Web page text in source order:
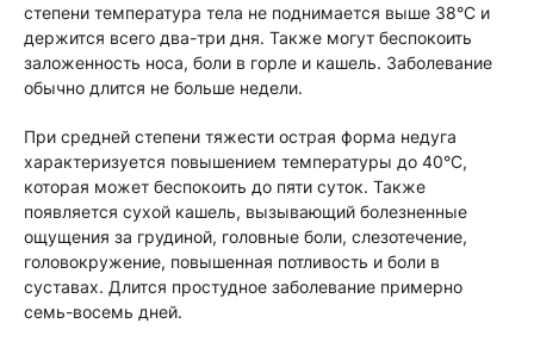
степени температура тела не поднимается выше 38°С и
держится всего два-три дня. Также могут беспокоить
заложенность носа, боли в горле и кашель. Заболевание
обычно длится не больше недели.
При средней степени тяжести острая форма недуга
характеризуется повышением температуры до 40°С,
которая может беспокоить до пяти суток. Также
появляется сухой кашель, вызывающий болезненные
ощущения за грудиной, головные боли, слезотечение,
головокружение, повышенная потливость и боли в
суставах. Длится простудное заболевание примерно
семь-восемь дней.